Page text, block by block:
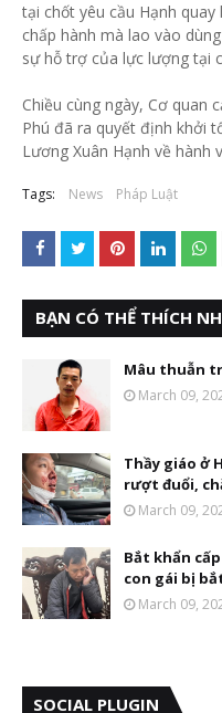
tại chốt yêu cầu Hạnh
chấp hành mà lao vào
sự hỗ trợ của lực lượng tại
Chiều cùng ngày, Cơ quan
Phú đã ra quyết định khởi
Lương Xuân Hạnh về hành
Tags: News Pháp Luật
BẠN CÓ THỂ THÍCH
Mâu thuẫn
March 09,
Thầy giáo ở
rượt đuổi,
March 09,
Bắt khẩn
con gái bị
March 09,
SOCIAL PLUGIN